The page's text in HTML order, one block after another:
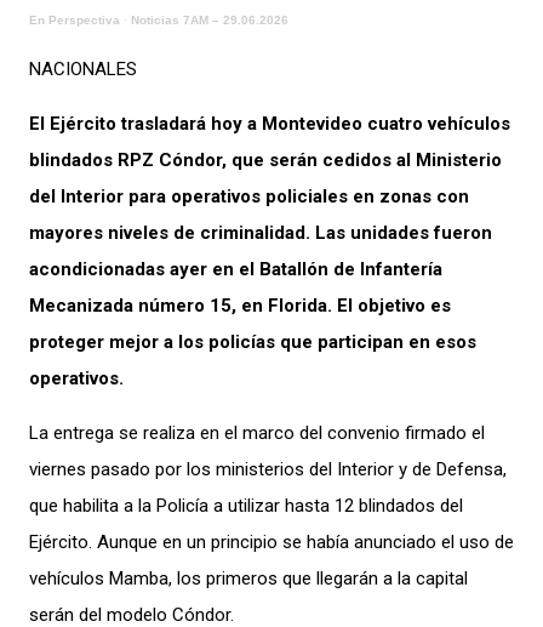
En Perspectiva · Noticias 7AM – 29.06.2026
NACIONALES
El Ejército trasladará hoy a Montevideo cuatro vehículos
blindados RPZ Cóndor, que serán cedidos al Ministerio
del Interior para operativos policiales en zonas con
mayores niveles de criminalidad. Las unidades fueron
acondicionadas ayer en el Batallón de Infantería
Mecanizada número 15, en Florida. El objetivo es
proteger mejor a los policías que participan en esos
operativos.
La entrega se realiza en el marco del convenio firmado el
viernes pasado por los ministerios del Interior y de Defensa,
que habilita a la Policía a utilizar hasta 12 blindados del
Ejército. Aunque en un principio se había anunciado el uso de
vehículos Mamba, los primeros que llegarán a la capital
serán del modelo Cóndor.